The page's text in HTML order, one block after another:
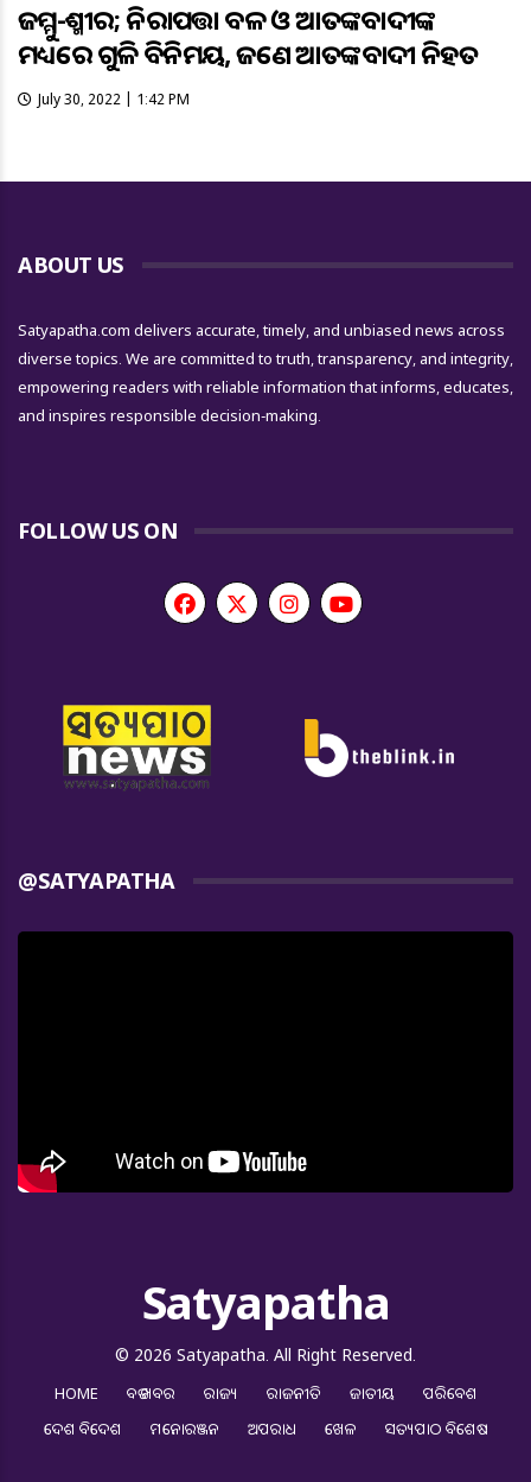
ଜମ୍ମୁ-କଶ୍ମୀର; ନିରାପତ୍ତା ବଳ ଓ ଆତଙ୍କବାଦୀଙ୍କ
ମଧ୍ୟରେ ଗୁଳି ବିନିମୟ, ଜଣେ ଆତଙ୍କବାଦୀ ନିହତ
July 30, 2022 | 1:42 PM
ABOUT US
Satyapatha.com delivers accurate, timely, and unbiased news across
diverse topics. We are committed to truth, transparency, and integrity,
empowering readers with reliable information that informs, educates,
and inspires responsible decision-making.
FOLLOW US ON
@SATYAPATHA
Satyapatha
© 2026 Satyapatha. All Right Reserved.
HOME ବଡ ଖବର ରାଜ୍ୟ ରାଜନୀତି ଜାତୀୟ
ପରିବେଶ
ଦେଶ ବିଦେଶ
ମନୋରଞ୍ଜନ ଅପରାଧ ଖେଳ ସତ୍ୟପାଠ ବିଶେଷ